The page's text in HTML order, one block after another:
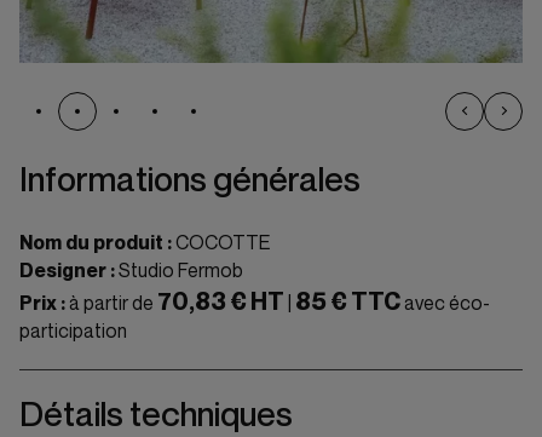
Informations générales
Nom du produit : COCOTTE
Designer :Studio Fermob
Prix : à partir de 70,83 € HT 85 € TTC avec éco-
participation
Détails techniques